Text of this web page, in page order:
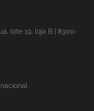
lote 19, loja B | 8300-